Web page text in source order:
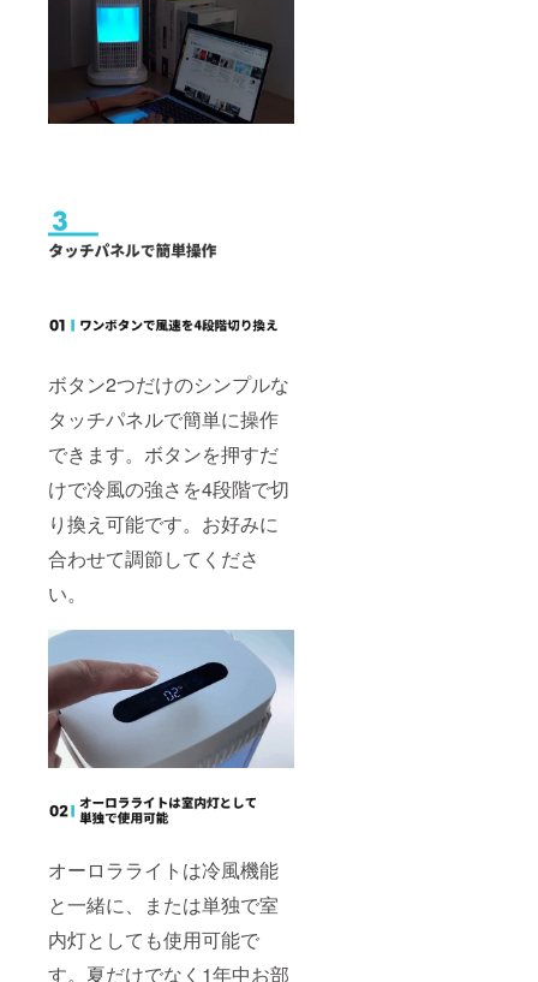
ボタン2つだけのシンプルな
タッチパネルで簡単に操作
できます。ボタンを押すだ
けで冷風の強さを4段階で切
り換え可能です。お好みに
合わせて調節してくださ
い。
オーロラライトは冷風機能
と一緒に、または単独で室
内灯としても使用可能で
す。夏だけでなく1年中お部